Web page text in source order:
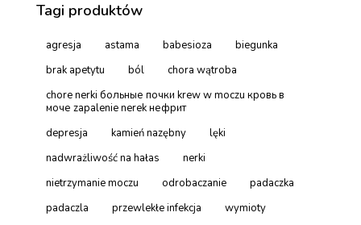
Tagi produktów
agresja astama babesioza
biegunka
brak apetytu
ból
chora wątroba
chore nerki больные почки krew w moczu кровь в
моче zapalenie nerek нефрит
depresja
kamień nazębny
lęki
nadwrażliwość na hałas
nerki
nietrzymanie moczu
odrobaczanie
padaczka
padaczla
przewlekłe infekcja
wymioty